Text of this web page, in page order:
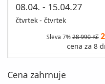
08.04. - 15.04.27
čtvrtek - čtvrtek
Sleva 7%28 990 Kč
cena za 8
čtvrtek - čtvrtek
Cena zahrnuje